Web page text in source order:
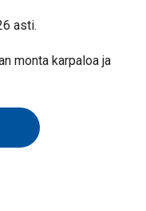
asti.
monta karpaloa ja